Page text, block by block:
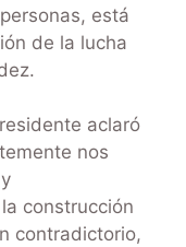
está
de la lucha
aclaró
nos
construcción
contradictorio,